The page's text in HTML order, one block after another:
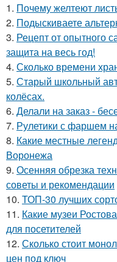
1. Почему желтеют
2. Подыскиваете
3. Рецепт от опытного
защита на весь год!
4. Сколько времени
5. Старый школьный
колёсах.
6. Делали на заказ -
7. Рулетики с фаршем
8. Какие местные
Воронежа
9. Осенняя обрезка
советы и рекомендации
10. ТОП-30 лучших
11. Какие музеи
для посетителей
12. Сколько стоит
цен под ключ